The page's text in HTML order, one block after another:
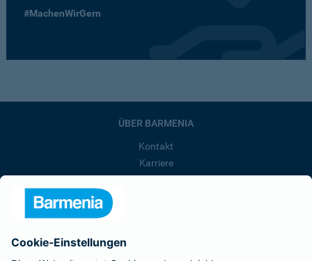
#MachenWirGern
ÜBER BARMENIA
Kontakt
Karriere
Barmenia ist Teil der BarmeniaGothaer